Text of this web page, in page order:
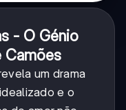
- O Génio
Camões
um drama
e o